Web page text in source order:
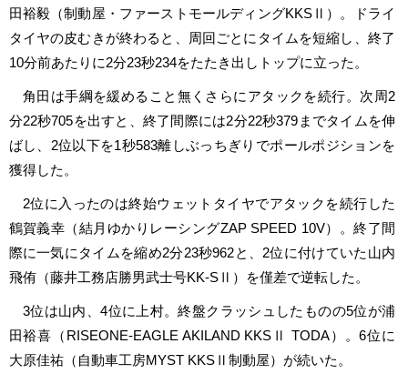
田裕毅（制動屋・ファーストモールディングKKSⅡ）。ドライ
タイヤの皮むきが終わると、周回ごとにタイムを短縮し、終了
10分前あたりに2分23秒234をたたき出しトップに立った。
角田は手綱を緩めること無くさらにアタックを続行。次周2
分22秒705を出すと、終了間際には2分22秒379までタイムを伸
ばし、2位以下を1秒583離しぶっちぎりでポールポジションを
獲得した。
2位に入ったのは終始ウェットタイヤでアタックを続行した
鶴賀義幸（結月ゆかりレーシングZAP SPEED 10V）。終了間
際に一気にタイムを縮め2分23秒962と、2位に付けていた山内
飛侑（藤井工務店勝男武士号KK-SⅡ）を僅差で逆転した。
3位は山内、4位に上村。終盤クラッシュしたものの5位が浦
田裕喜（RISEONE-EAGLE AKILAND KKSⅡ TODA）。6位に
大原佳祐（自動車工房MYST KKSⅡ制動屋）が続いた。